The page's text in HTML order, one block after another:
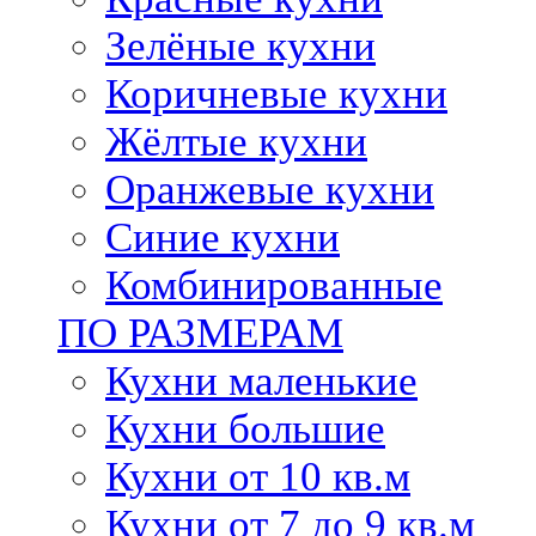
Зелёные кухни
Коричневые кухни
Жёлтые кухни
Оранжевые кухни
Синие кухни
Комбинированные
ПО РАЗМЕРАМ
Кухни маленькие
Кухни большие
Кухни от 10 кв.м
Кухни от 7 до 9 кв.м